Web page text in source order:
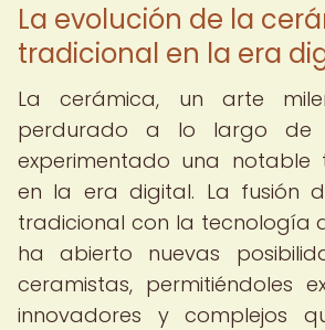
La evolución de la
tradicional en la era
La cerámica, un arte
perdurado a lo largo de
experimentado una notable
en la era digital. La fusión
tradicional con la tecnología
ha abierto nuevas
ceramistas, permitiéndoles
innovadores y complejos